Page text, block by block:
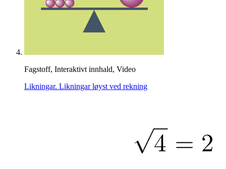
Fagstoff, Interaktivt innhald, Video
Likningar. Likningar løyst ved rekning